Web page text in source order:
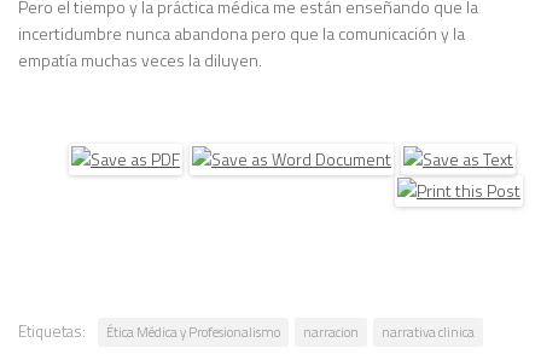
Pero el tiempo y la práctica médica me están enseñando que la
incertidumbre nunca abandona pero que la comunicación y la
empatía muchas veces la diluyen.
Etiquetas: Ética Médica y Profesionalismo narracion narrativa clinica